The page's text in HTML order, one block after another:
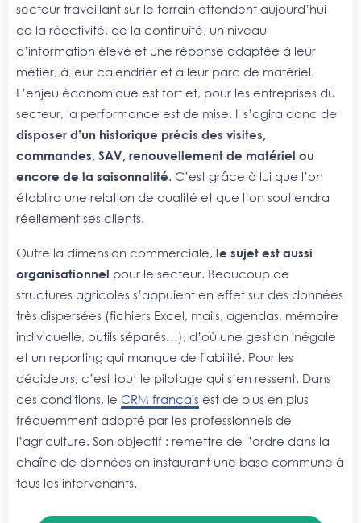
secteur travaillant sur le terrain attendent aujourd’hui
de la réactivité, de la continuité, un niveau
d’information élevé et une réponse adaptée à leur
métier, à leur calendrier et à leur parc de matériel.
L’enjeu économique est fort et, pour les entreprises du
secteur, la performance est de mise. Il s’agira donc de
disposer d’un historique précis des visites,
commandes, SAV, renouvellement de matériel ou
encore de la saisonnalité. C’est grâce à lui que l’on
établira une relation de qualité et que l’on soutiendra
réellement ses clients.
Outre la dimension commerciale, le sujet est aussi
organisationnel pour le secteur. Beaucoup de
structures agricoles s’appuient en effet sur des données
très dispersées (fichiers Excel, mails, agendas, mémoire
individuelle, outils séparés…), d’où une gestion inégale
et un reporting qui manque de fiabilité. Pour les
décideurs, c’est tout le pilotage qui s’en ressent. Dans
ces conditions, le CRM français est de plus en plus
fréquemment adopté par les professionnels de
l’agriculture. Son objectif : remettre de l’ordre dans la
chaîne de données en instaurant une base commune à
tous les intervenants.